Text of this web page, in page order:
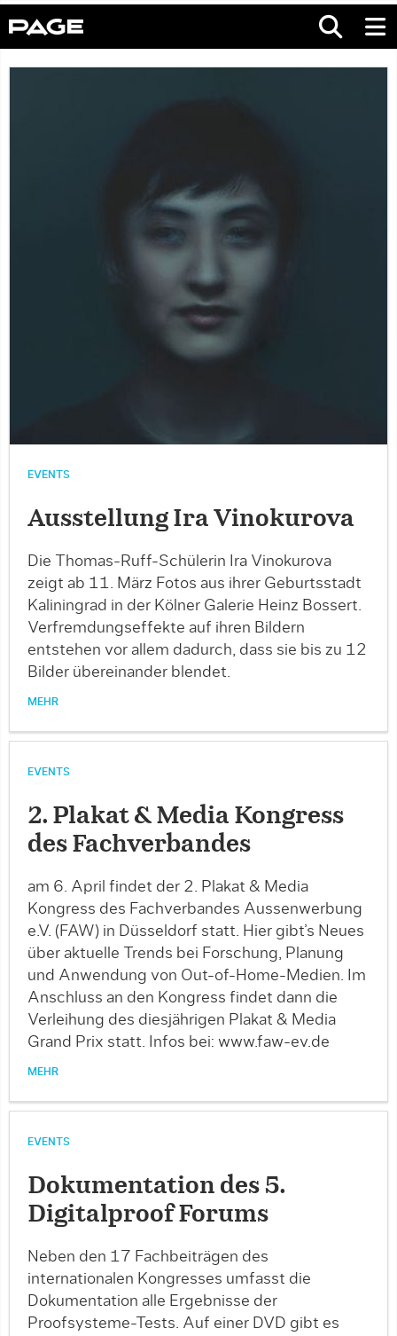
EVENTS
Ausstellung Ira Vinokurova
Die Thomas-Ruff-Schülerin Ira Vinokurova
zeigt ab 11. März Fotos aus ihrer Geburtsstadt
Kaliningrad in der Kölner Galerie Heinz Bossert.
Verfremdungseffekte auf ihren Bildern
entstehen vor allem dadurch, dass sie bis zu 12
Bilder übereinander blendet.
MEHR
EVENTS
2. Plakat & Media Kongress
des Fachverbandes
am 6. April findet der 2. Plakat & Media
Kongress des Fachverbandes Aussenwerbung
e.V. (FAW) in Düsseldorf statt. Hier gibt’s Neues
über aktuelle Trends bei Forschung, Planung
und Anwendung von Out-of-Home-Medien. Im
Anschluss an den Kongress findet dann die
Verleihung des diesjährigen Plakat & Media
Grand Prix statt. Infos bei: www.faw-ev.de
MEHR
EVENTS
Dokumentation des 5.
Digitalproof Forums
Neben den 17 Fachbeiträgen des
internationalen Kongresses umfasst die
Dokumentation alle Ergebnisse der
Proofsysteme-Tests. Auf einer DVD gibt es